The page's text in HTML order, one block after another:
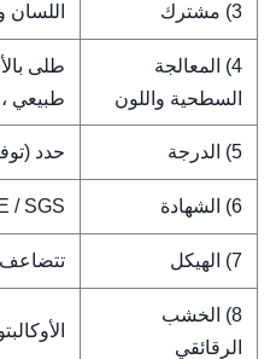
3) مشترك اللسان
4) المعالجة
السطحية واللون
طلى
طبيعي
5) الدرجة حدد
6) الشهادة / SGS
7) الهيكل تتضاعف
8) الخشب
الرقائقي